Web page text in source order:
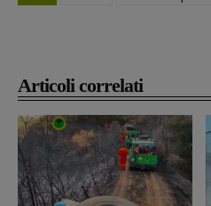
Articoli correlati